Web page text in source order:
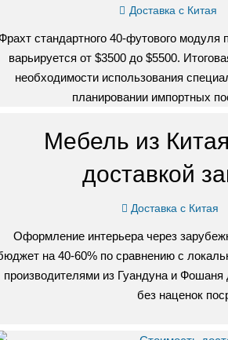
Доставка с Китая
стандартного 40-футового
варьируется от $3500 до $5500.
необходимости использования
планировании импортных
Мебель из
доставкой
Доставка с Китая
Оформление интерьера через
на 40-60% по сравнению с
производителями из Гуандуна и
без наценок